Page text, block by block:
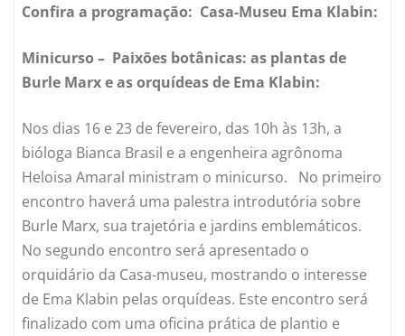
Confira a programação: Casa-Museu Ema Klabin:
Minicurso – Paixões botânicas: as plantas de
Burle Marx e as orquídeas de Ema Klabin:
Nos dias 16 e 23 de fevereiro, das 10h às 13h, a
bióloga Bianca Brasil e a engenheira agrônoma
Heloisa Amaral ministram o minicurso. No primeiro
encontro haverá uma palestra introdutória sobre
Burle Marx, sua trajetória e jardins emblemáticos.
No segundo encontro será apresentado o
orquidário da Casa-museu, mostrando o interesse
de Ema Klabin pelas orquídeas. Este encontro será
finalizado com uma oficina prática de plantio e